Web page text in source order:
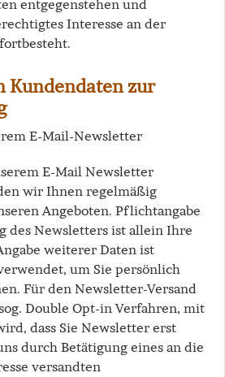
entgegenstehen und
Interesse an der
Kundendaten zur
E-Mail-Newsletter
E-Mail Newsletter
wir Ihnen regelmäßig
Angeboten. Pflichtangabe
des Newsletters ist allein Ihre
weiterer Daten ist
um Sie persönlich
Für den Newsletter-Versand
Double Opt-in Verfahren, mit
dass Sie Newsletter erst
durch Betätigung eines an die
versandten